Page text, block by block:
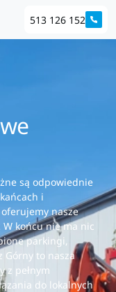
513 126 152
są odpowiednie
i
nasze
końcu nie ma nic
parkingi,
Górny to nasza
z pełnym
do lokalnych